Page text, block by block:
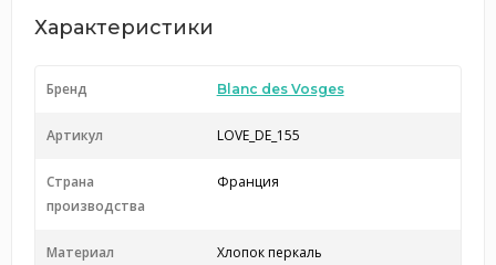
Характеристики
Бренд Blanc des Vosges
Артикул LOVE_DE_155
Страна
производства
Франция
Материал Хлопок перкаль